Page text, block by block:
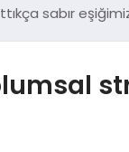
sabır